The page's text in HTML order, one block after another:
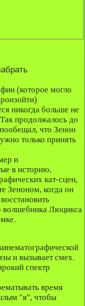
(которое могло
никогда больше не
продолжалось до
что Зенон
только принять
и
в историю,
кат-сцен,
Зеноном, когда он
волшебника Люцикса
и вызывает смех.
спектр
время
"я", чтобы